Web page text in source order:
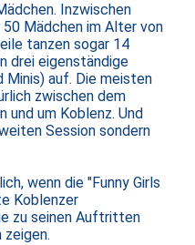
Inzwischen
Mädchen im Alter von
tanzen sogar 14
drei eigenständige
Minis) auf. Die meisten
zwischen dem
und um Koblenz. Und
Session sondern
wenn die "Funny Girls
Koblenzer
zu seinen Auftritten
zeigen.